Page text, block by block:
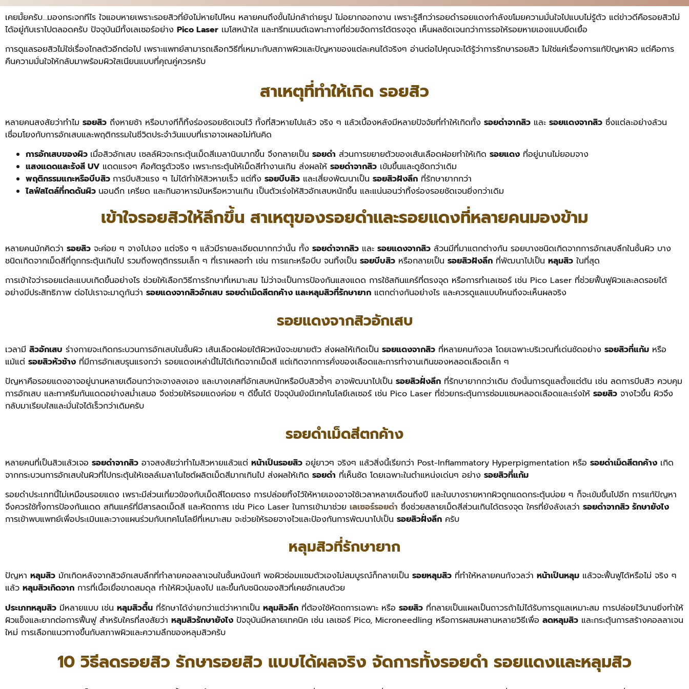
เคยมั้ยครับ…มองกระจกทีไร ใจแอบหายเพราะรอยสิวที่ยังไม่หายไปไหน หลายคนถึงขั้นไม่กล้าถ่ายรูป ไม่อยากออกงาน เพราะรู้สึกว่ารอยดำรอยแดงกำลังขโมยความมั่นใจไปแบบไม่รู้ตัว แต่ข่าวดีคือรอยสิวไม่
ได้อยู่กับเราไปตลอดครับ ปัจจุบันมีทั้งเลเซอร์อย่าง Pico Laser เมโสหน้าใส และทรีทเมนต์เฉพาะทางที่ช่วยจัดการได้ตรงจุด เห็นผลชัดเจนกว่าการรอให้รอยหายเองแบบยืดเยื้อ
การดูแลรอยสิวไม่ใช่เรื่องไกลตัวอีกต่อไป เพราะแพทย์สามารถเลือกวิธีที่เหมาะกับสภาพผิวและปัญหาของแต่ละคนได้จริงๆ อ่านต่อไปคุณจะได้รู้ว่าการรักษารอยสิว ไม่ใช่แค่เรื่องการแก้ปัญหาผิว แต่คือการ
คืนความมั่นใจให้กลับมาพร้อมผิวใสเนียนแบบที่คุณคู่ควรครับ
สาเหตุที่ทำให้เกิด รอยสิว
หลายคนสงสัยว่าทำไม รอยสิว ถึงหายช้า หรือบางทีก็ทิ้งร่องรอยชัดเจนไว้ ทั้งที่สิวหายไปแล้ว จริง ๆ แล้วเบื้องหลังมีหลายปัจจัยที่ทำให้เกิดทั้ง รอยดำจากสิว และ รอยแดงจากสิว ซึ่งแต่ละอย่างล้วน
เชื่อมโยงกับการอักเสบและพฤติกรรมในชีวิตประจำวันแบบที่เราอาจเผลอไม่ทันคิด
การอักเสบของผิว เมื่อสิวอักเสบ เซลล์ผิวจะกระตุ้นเม็ดสีเมลานินมากขึ้น จึงกลายเป็น รอยดำ ส่วนการขยายตัวของเส้นเลือดฝอยทำให้เกิด รอยแดง ที่อยู่นานไม่ยอมจาง
แสงแดดและรังสี UV แดดแรงๆ คือศัตรูตัวจริง เพราะกระตุ้นให้เม็ดสีทำงานเกิน ส่งผลให้ รอยดำจากสิว เข้มขึ้นและดูชัดกว่าเดิม
พฤติกรรมแกะหรือบีบสิว การบีบสิวแรง ๆ ไม่ได้ทำให้สิวหายเร็ว แต่ทิ้ง รอยบีบสิว และเสี่ยงพัฒนาเป็น รอยสิวฝังลึก ที่รักษายากกว่า
ไลฟ์สไตล์ที่กดดันผิว นอนดึก เครียด และกินอาหารมันหรือหวานเกิน เป็นตัวเร่งให้สิวอักเสบหนักขึ้น และแน่นอนว่าทิ้งร่องรอยชัดเจนยิ่งกว่าเดิม
เข้าใจรอยสิวให้ลึกขึ้น สาเหตุของรอยดำและรอยแดงที่หลายคนมองข้าม
หลายคนมักคิดว่า รอยสิว จะค่อย ๆ จางไปเอง แต่จริง ๆ แล้วมีรายละเอียดมากกว่านั้น ทั้ง รอยดำจากสิว และ รอยแดงจากสิว ล้วนมีที่มาแตกต่างกัน รอยบางชนิดเกิดจากการอักเสบลึกในชั้นผิว บาง
ชนิดเกิดจากเม็ดสีที่ถูกกระตุ้นเกินไป รวมถึงพฤติกรรมเล็ก ๆ ที่เราเผลอทำ เช่น การแกะหรือบีบ จนทิ้งเป็น รอยบีบสิว หรือกลายเป็น รอยสิวฝังลึก ที่พัฒนาไปเป็น หลุมสิว ในที่สุด
การเข้าใจว่ารอยแต่ละแบบเกิดขึ้นอย่างไร ช่วยให้เลือกวิธีการรักษาที่เหมาะสม ไม่ว่าจะเป็นการป้องกันแสงแดด การใช้สกินแคร์ที่ตรงจุด หรือการทำเลเซอร์ เช่น Pico Laser ที่ช่วยฟื้นฟูผิวและลดรอยได้
อย่างมีประสิทธิภาพ ต่อไปเราจะมาดูกันว่า รอยแดงจากสิวอักเสบ รอยดำเม็ดสีตกค้าง และหลุมสิวที่รักษายาก แตกต่างกันอย่างไร และควรดูแลแบบไหนถึงจะเห็นผลจริง
รอยแดงจากสิวอักเสบ
เวลามี สิวอักเสบ ร่างกายจะเกิดกระบวนการอักเสบในชั้นผิว เส้นเลือดฝอยใต้ผิวหนังจะขยายตัว ส่งผลให้เกิดเป็น รอยแดงจากสิว ที่หลายคนกังวล โดยเฉพาะบริเวณที่เด่นชัดอย่าง รอยสิวที่แก้ม หรือ
แม้แต่ รอยสิวหัวช้าง ที่มีการอักเสบรุนแรงกว่า รอยแดงเหล่านี้ไม่ได้เกิดจากเม็ดสี แต่เกิดจากการคั่งของเลือดและการทำงานเกินของหลอดเลือดเล็ก ๆ
ปัญหาคือรอยแดงอาจอยู่นานหลายเดือนกว่าจะจางลงเอง และบางเคสที่อักเสบหนักหรือบีบสิวซ้ำๆ อาจพัฒนาไปเป็น รอยสิวฝั่งลึก ที่รักษายากกว่าเดิม ดังนั้นการดูแลตั้งแต่ต้น เช่น ลดการบีบสิว ควบคุม
การอักเสบ และทาครีมกันแดดอย่างสม่ำเสมอ จึงช่วยให้รอยแดงค่อย ๆ ดีขึ้นได้ ปัจจุบันยังมีเทคโนโลยีเลเซอร์ เช่น Pico Laser ที่ช่วยกระตุ้นการซ่อมแซมหลอดเลือดและเร่งให้ รอยสิว จางไวขึ้น ผิวจึง
กลับมาเรียบใสและมั่นใจได้เร็วกว่าเดิมครับ
รอยดำเม็ดสีตกค้าง
หลายคนที่เป็นสิวแล้วเจอ รอยดำจากสิว อาจสงสัยว่าทำไมสิวหายแล้วแต่ หน้าเป็นรอยสิว อยู่ยาวๆ จริงๆ แล้วสิ่งนี้เรียกว่า Post-Inflammatory Hyperpigmentation หรือ รอยดำเม็ดสีตกค้าง เกิด
จากกระบวนการอักเสบในผิวที่ไปกระตุ้นให้เซลล์เมลาโนไซต์ผลิตเม็ดสีมากเกินไป ส่งผลให้เกิด รอยดำ ที่เห็นชัด โดยเฉพาะในตำแหน่งเด่นๆ อย่าง รอยสิวที่แก้ม
รอยดำประเภทนี้ไม่เหมือนรอยแดง เพราะมีส่วนเกี่ยวข้องกับเม็ดสีโดยตรง การปล่อยทิ้งไว้ให้หายเองอาจใช้เวลาหลายเดือนถึงปี และในบางรายหากผิวถูกแดดกระตุ้นบ่อย ๆ ก็จะเข้มขึ้นไปอีก การแก้ปัญหา
จึงควรใช้ทั้งการป้องกันแดด สกินแคร์ที่มีสารลดเม็ดสี และหัตถการ เช่น Pico Laser ในการเข้ามาช่วย เลเซอร์รอยดำ ซึ่งช่วยสลายเม็ดสีส่วนเกินได้ตรงจุด ใครที่ยังลังเลว่า รอยดําจากสิว รักษายังไง
การเข้าพบแพทย์เพื่อประเมินและวางแผนร่วมกับเทคโนโลยีที่เหมาะสม จะช่วยให้รอยจางไวและป้องกันการพัฒนาไปเป็น รอยสิวฝั่งลึก ครับ
หลุมสิวที่รักษายาก
ปัญหา หลุมสิว มักเกิดหลังจากสิวอักเสบลึกที่ทำลายคอลลาเจนในชั้นหนังแท้ พอผิวซ่อมแซมตัวเองไม่สมบูรณ์ก็กลายเป็น รอยหลุมสิว ที่ทำให้หลายคนกังวลว่า หน้าเป็นหลุม แล้วจะฟื้นฟูได้หรือไม่ จริง ๆ
แล้ว หลุมสิวเกิดจาก การที่เนื้อเยื่อขาดสมดุล ทำให้ผิวบุ๋มลงไป และขึ้นกับชนิดของสิวที่เคยอักเสบด้วย
ประเภทหลุมสิว มีหลายแบบ เช่น หลุมสิวตื้น ที่รักษาได้ง่ายกว่าแต่ว่าหากเป็น หลุมสิวลึก ที่ต้องใช้หัตถการเฉพาะ หรือ รอยสิว ที่กลายเป็นแผลเป็นถาวรถ้าไม่ได้รับการดูแลเหมาะสม การปล่อยไว้นานยิ่งทำให้
ผิวแข็งและยากต่อการฟื้นฟู สำหรับใครที่สงสัยว่า หลุมสิวรักษายังไง ปัจจุบันมีหลายเทคนิค เช่น เลเซอร์ Pico, Microneedling หรือการผสมผสานหลายวิธีเพื่อ ลดหลุมสิว และกระตุ้นการสร้างคอลลาเจน
ใหม่ การเลือกแนวทางขึ้นกับสภาพผิวและความลึกของหลุมสิวครับ
10 วิธีลดรอยสิว รักษารอยสิว แบบได้ผลจริง จัดการทั้งรอยดำ รอยแดงและหลุมสิว